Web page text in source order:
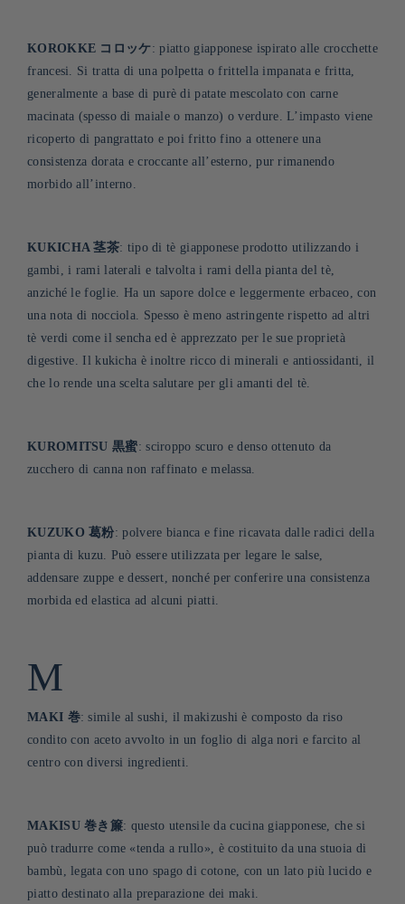
KOROKKE コロッケ: piatto giapponese ispirato alle crocchette
francesi. Si tratta di una polpetta o frittella impanata e fritta,
generalmente a base di purè di patate mescolato con carne
macinata (spesso di maiale o manzo) o verdure. L’impasto viene
ricoperto di pangrattato e poi fritto fino a ottenere una
consistenza dorata e croccante all’esterno, pur rimanendo
morbido all’interno.
KUKICHA 茎茶: tipo di tè giapponese prodotto utilizzando i
gambi, i rami laterali e talvolta i rami della pianta del tè,
anziché le foglie. Ha un sapore dolce e leggermente erbaceo, con
una nota di nocciola. Spesso è meno astringente rispetto ad altri
tè verdi come il sencha ed è apprezzato per le sue proprietà
digestive. Il kukicha è inoltre ricco di minerali e antiossidanti, il
che lo rende una scelta salutare per gli amanti del tè.
KUROMITSU 黒蜜: sciroppo scuro e denso ottenuto da
zucchero di canna non raffinato e melassa.
KUZUKO 葛粉: polvere bianca e fine ricavata dalle radici della
pianta di kuzu. Può essere utilizzata per legare le salse,
addensare zuppe e dessert, nonché per conferire una consistenza
morbida ed elastica ad alcuni piatti.
M
MAKI 巻: simile al sushi, il makizushi è composto da riso
condito con aceto avvolto in un foglio di alga nori e farcito al
centro con diversi ingredienti.
MAKISU 巻き簾: questo utensile da cucina giapponese, che si
può tradurre come «tenda a rullo», è costituito da una stuoia di
bambù, legata con uno spago di cotone, con un lato più lucido e
piatto destinato alla preparazione dei maki.